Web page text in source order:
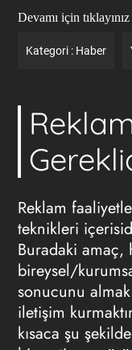
Devamı için
Kategori : Haber
Reklam
teknikleri
Buradaki
bireysel/
sonucunu
iletişim
kısaca şu